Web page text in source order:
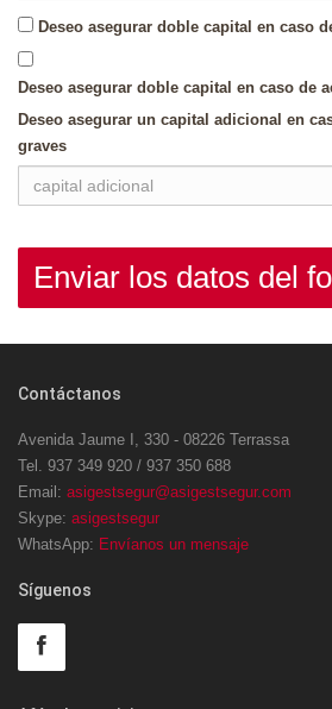
Deseo asegurar doble capital en caso
Deseo asegurar doble capital en caso de
Deseo asegurar un capital adicional en
graves
Contáctanos
Avenida Jaume I, 330 - 08226 Terrassa
Tel. 937 349 920 / 937 350 688
Email: asigestsegur@asigestsegur.com
Skype: asigestsegur
WhatsApp: Envíanos un mensaje
Síguenos